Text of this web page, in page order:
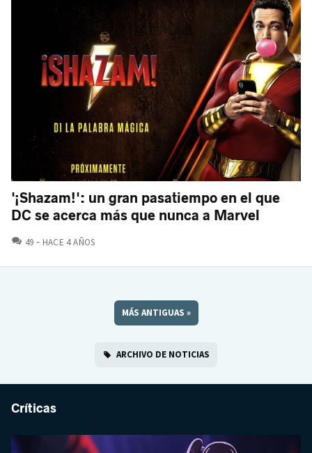
'¡Shazam!': un gran pasatiempo en el que
DC se acerca más que nunca a Marvel
49 COMENTARIOS
HACE 4 AÑOS
MÁS ANTIGUAS »
ARCHIVO DE NOTICIAS
Críticas